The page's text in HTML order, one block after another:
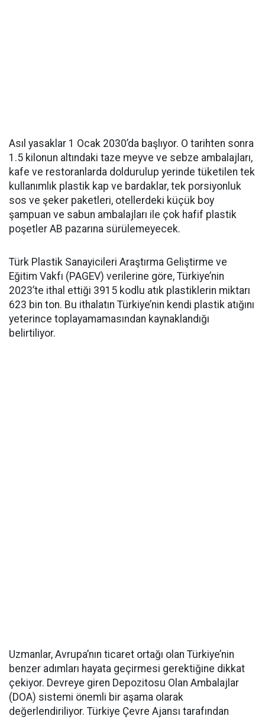
Asıl yasaklar 1 Ocak 2030’da başlıyor. O tarihten sonra
1.5 kilonun altındaki taze meyve ve sebze ambalajları,
kafe ve restoranlarda doldurulup yerinde tüketilen tek
kullanımlık plastik kap ve bardaklar, tek porsiyonluk
sos ve şeker paketleri, otellerdeki küçük boy
şampuan ve sabun ambalajları ile çok hafif plastik
poşetler AB pazarına sürülemeyecek.
Türk Plastik Sanayicileri Araştırma Geliştirme ve
Eğitim Vakfı (PAGEV) verilerine göre, Türkiye’nin
2023’te ithal ettiği 3915 kodlu atık plastiklerin miktarı
623 bin ton. Bu ithalatın Türkiye’nin kendi plastik atığını
yeterince toplayamamasından kaynaklandığı
belirtiliyor.
Uzmanlar, Avrupa’nın ticaret ortağı olan Türkiye’nin
benzer adımları hayata geçirmesi gerektiğine dikkat
çekiyor. Devreye giren Depozitosu Olan Ambalajlar
(DOA) sistemi önemli bir aşama olarak
değerlendiriliyor. Türkiye Çevre Ajansı tarafından